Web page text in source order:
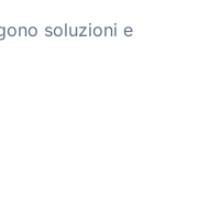
soluzioni e